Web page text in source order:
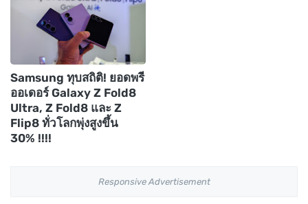
Samsung ทุบสถิติ! ยอดพรี
ออเดอร์ Galaxy Z Fold8
Ultra, Z Fold8 และ Z
Flip8 ทั่วโลกพุ่งสูงขึ้น
30% !!!!
Responsive Advertisement